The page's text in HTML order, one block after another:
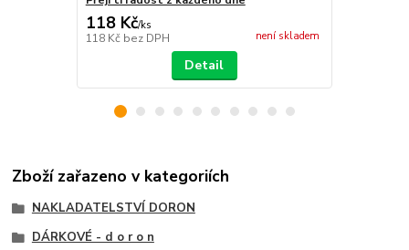
118 Kč/ks
118 Kč bez DPH není skladem
Detail
Zboží zařazeno v kategoriích
NAKLADATELSTVÍ DORON
DÁRKOVÉ - d o r o n